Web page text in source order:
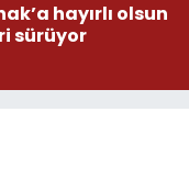
hayırlı olsun
sürüyor